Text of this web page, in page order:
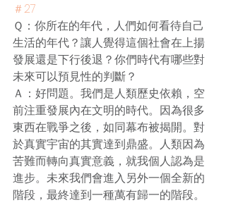
＃27
Ｑ：你所在的年代，人們如何看待自己
生活的年代？讓人覺得這個社會在上揚
發展還是下行後退？你們時代有哪些對
未來可以預見性的判斷？
Ａ：好問題。我們是人類歷史依賴，空
前注重發展內在文明的時代。因為很多
東西在戰爭之後，如同幕布被揭開。對
於真實宇宙的其實達到鼎盛。人類因為
苦難而轉向真實意義，就我個人認為是
進步。未來我們會進入另外一個全新的
階段，最終達到一種萬有歸一的階段。